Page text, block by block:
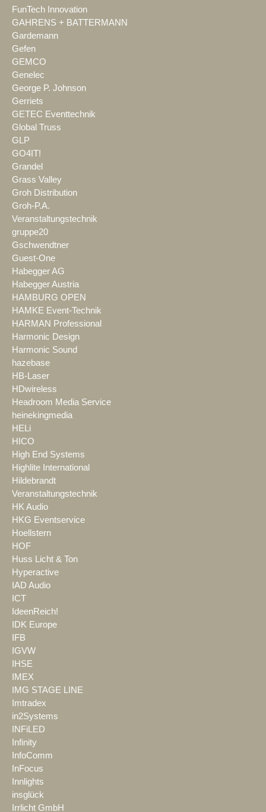
FunTech Innovation
GAHRENS + BATTERMANN
Gardemann
Gefen
GEMCO
Genelec
George P. Johnson
Gerriets
GETEC Eventtechnik
Global Truss
GLP
GO4IT!
Grandel
Grass Valley
Groh Distribution
Groh-P.A.
Veranstaltungstechnik
gruppe20
Gschwendtner
Guest-One
Habegger AG
Habegger Austria
HAMBURG OPEN
HAMKE Event-Technik
HARMAN Professional
Harmonic Design
Harmonic Sound
hazebase
HB-Laser
HDwireless
Headroom Media Service
heinekingmedia
HELi
HICO
High End Systems
Highlite International
Hildebrandt
Veranstaltungstechnik
HK Audio
HKG Eventservice
Hoellstern
HOF
Huss Licht & Ton
Hyperactive
IAD Audio
ICT
IdeenReich!
IDK Europe
IFB
IGVW
IHSE
IMEX
IMG STAGE LINE
Imtradex
in2Systems
INFiLED
Infinity
InfoComm
InFocus
Innlights
insglück
Irrlicht GmbH